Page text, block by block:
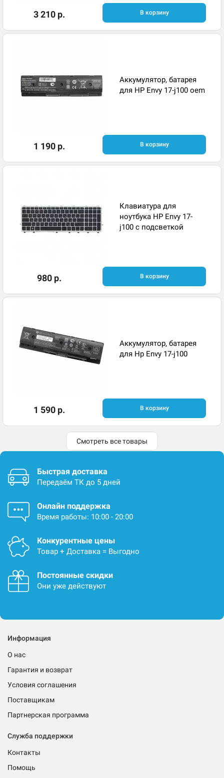
3 210 р. В корзину
Аккумулятор, батарея
для HP Envy 17-j100 oem
1 190 р. В корзину
Клавиатура для
ноутбука HP Envy 17-
j100 с подсветкой
980 р. В корзину
Аккумулятор, батарея
для Hp Envy 17-j100
1 590 р. В корзину
Смотреть все товары
Быстрая доставка
Передаём ТК до 5 дней
Онлайн поддержка
Время работы: 10:00 - 20:00
Конкурентные цены
Товар + Доставка = Выгодно
Постоянные скидки
Они уже действуют
Информация
О нас
Гарантия и возврат
Условия соглашения
Поставщикам
Партнерская программа
Служба поддержки
Контакты
Помощь